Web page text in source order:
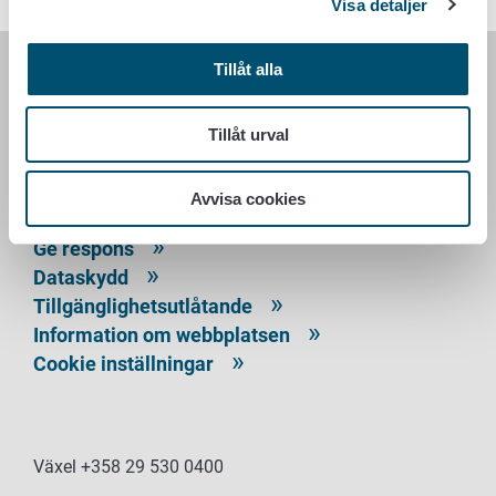
Visa detaljer
Tillåt alla
Tillåt urval
Avvisa cookies
LIVSMEDELSVERKET
00027 LIVSMEDELSVERKET
Kontaktuppgifter
Ge respons
Dataskydd
Tillgänglighetsutlåtande
Information om webbplatsen
Cookie inställningar
Växel +358 29 530 0400